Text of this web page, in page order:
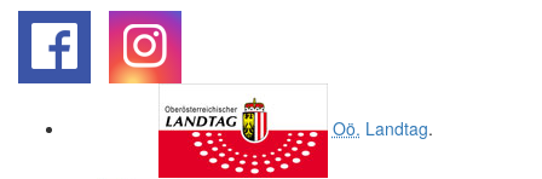
Oö. Landtag.